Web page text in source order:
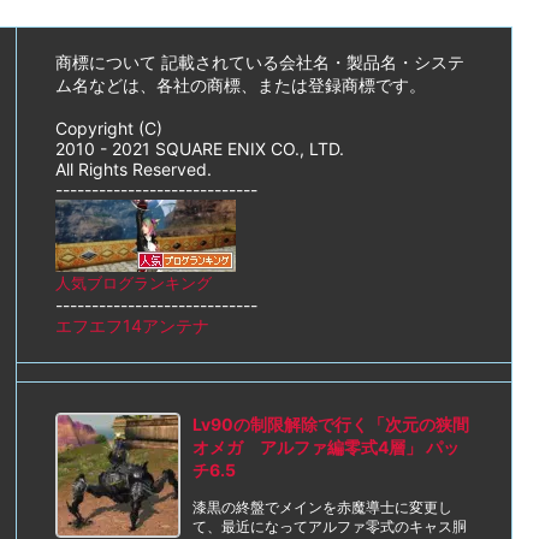
商標について 記載されている会社名・製品名・システ
ム名などは、各社の商標、または登録商標です。
Copyright (C)
2010 - 2021 SQUARE ENIX CO., LTD.
All Rights Reserved.
----------------------------
人気ブログランキング
----------------------------
エフエフ14アンテナ
Lv90の制限解除で行く「次元の狭間
オメガ アルファ編零式4層」 パッ
チ6.5
漆黒の終盤でメインを赤魔導士に変更し
て、最近になってアルファ零式のキャス胴